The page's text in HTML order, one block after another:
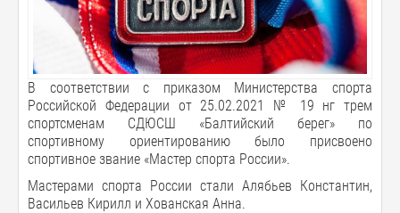
В соответствии с приказом Министерства спорта
Российской Федерации от 25.02.2021 № 19 нг трем
спортсменам СДЮСШ «Балтийский берег» по
спортивному ориентированию было присвоено
спортивное звание «Мастер спорта России».
Мастерами спорта России стали Алябьев Константин,
Васильев Кирилл и Хованская Анна.